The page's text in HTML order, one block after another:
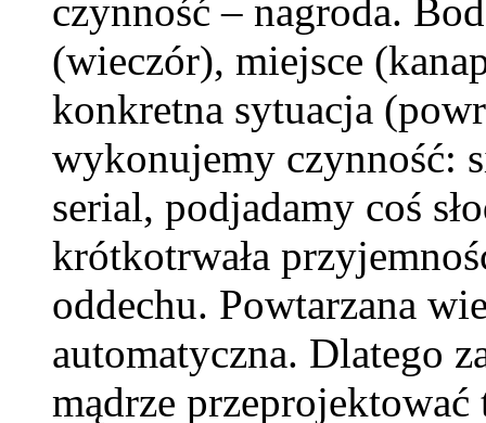
czynność – nagroda.
(wieczór), miejsce
konkretna sytuacja
wykonujemy czynność:
serial, podjadamy coś
krótkotrwała
oddechu. Powtarzana
automatyczna. Dlatego
mądrze przeprojektować